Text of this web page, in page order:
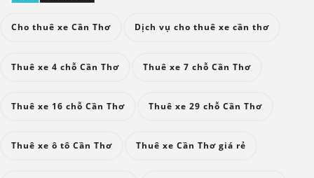
Cho thuê xe Cần Thơ Dịch vụ cho thuê xe cần thơ
Thuê xe 4 chỗ Cần Thơ Thuê xe 7 chỗ Cần Thơ
Thuê xe 16 chỗ Cần Thơ Thuê xe 29 chỗ Cần Thơ
Thuê xe ô tô Cần Thơ Thuê xe Cần Thơ giá rẻ